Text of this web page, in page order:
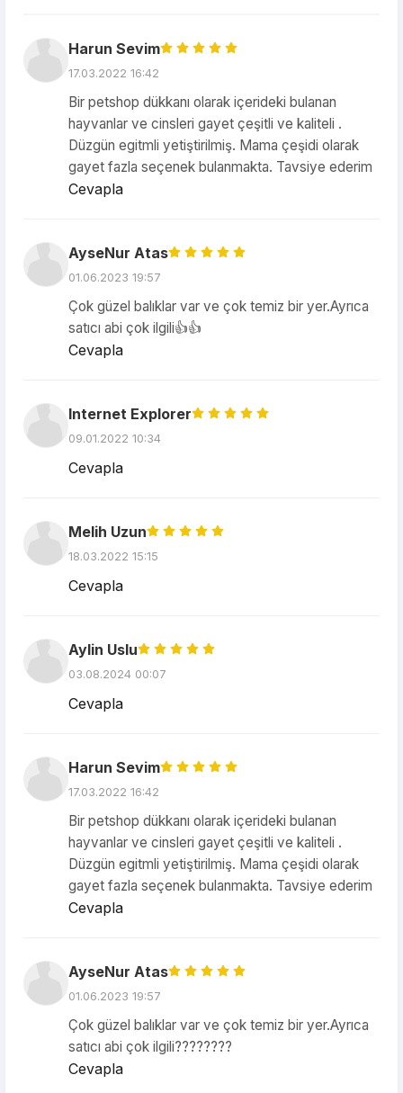
Harun Sevim
17.03.2022 16:42
Bir petshop dükkanı olarak içerideki bulanan
hayvanlar ve cinsleri gayet çeşitli ve kaliteli .
Düzgün egitmli yetiştirilmiş. Mama çeşidi olarak
gayet fazla seçenek bulanmakta. Tavsiye ederim
Cevapla
AyseNur Atas
01.06.2023 19:57
Çok güzel balıklar var ve çok temiz bir yer.Ayrıca
satıcı abi çok ilgili👍👍
Cevapla
Internet Explorer
09.01.2022 10:34
Cevapla
Melih Uzun
18.03.2022 15:15
Cevapla
Aylin Uslu
03.08.2024 00:07
Cevapla
Harun Sevim
17.03.2022 16:42
Bir petshop dükkanı olarak içerideki bulanan
hayvanlar ve cinsleri gayet çeşitli ve kaliteli .
Düzgün egitmli yetiştirilmiş. Mama çeşidi olarak
gayet fazla seçenek bulanmakta. Tavsiye ederim
Cevapla
AyseNur Atas
01.06.2023 19:57
Çok güzel balıklar var ve çok temiz bir yer.Ayrıca
satıcı abi çok ilgili????????
Cevapla